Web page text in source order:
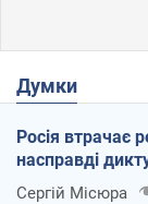
Думки
Росія втрачає
насправді
Сергій Місюра